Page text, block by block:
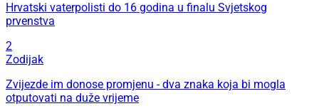
Hrvatski vaterpolisti do 16 godina u finalu Svjetskog
prvenstva
2
Zodijak
Zvijezde im donose promjenu - dva znaka koja bi mogla
otputovati na duže vrijeme